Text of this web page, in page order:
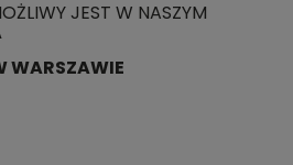
JEST W NASZYM
WARSZAWIE